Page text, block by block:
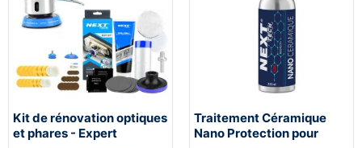
Kit de rénovation optiques
et phares - Expert
Traitement Céramique
Nano Protection pour